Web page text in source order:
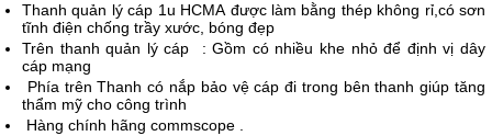
Thanh quản lý cáp 1u HCMA được làm bằng thép không rỉ,có sơn
tĩnh điện chống trầy xước, bóng đẹp
Trên thanh quản lý cáp : Gồm có nhiều khe nhỏ để định vị dây
cáp mạng
Phía trên Thanh có nắp bảo vệ cáp đi trong bên thanh giúp tăng
thẩm mỹ cho công trình
Hàng chính hãng commscope .